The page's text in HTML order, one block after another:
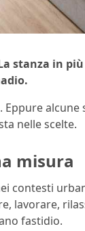
stanza in più
nelle scelte.
misura
contesti
lavorare,
fastidio.